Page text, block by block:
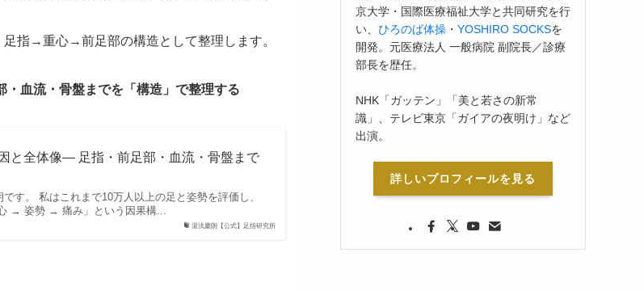
指→重心→前足部の構造として整理します。
血流・骨盤までを「構造」で整理する
湯浅慶朗【公式】足指研究所
と全体像― 足指・前足部・血流・骨盤まで
す。 私はこれまで10万人以上の足と姿勢を評価し、
→ 姿勢 → 痛み」という因果構...
京大学・国際医療福祉大学と共同研究を行
い、 ひろのば体操 ・ YOSHIRO SOCKSを
開発。元医療法人 一般病院 副院長／診療
部長を歴任。
NHK「ガッテン」「美と若さの新常
識」、テレビ東京「ガイアの夜明け」など
出演。
詳しいプロフィールを見る